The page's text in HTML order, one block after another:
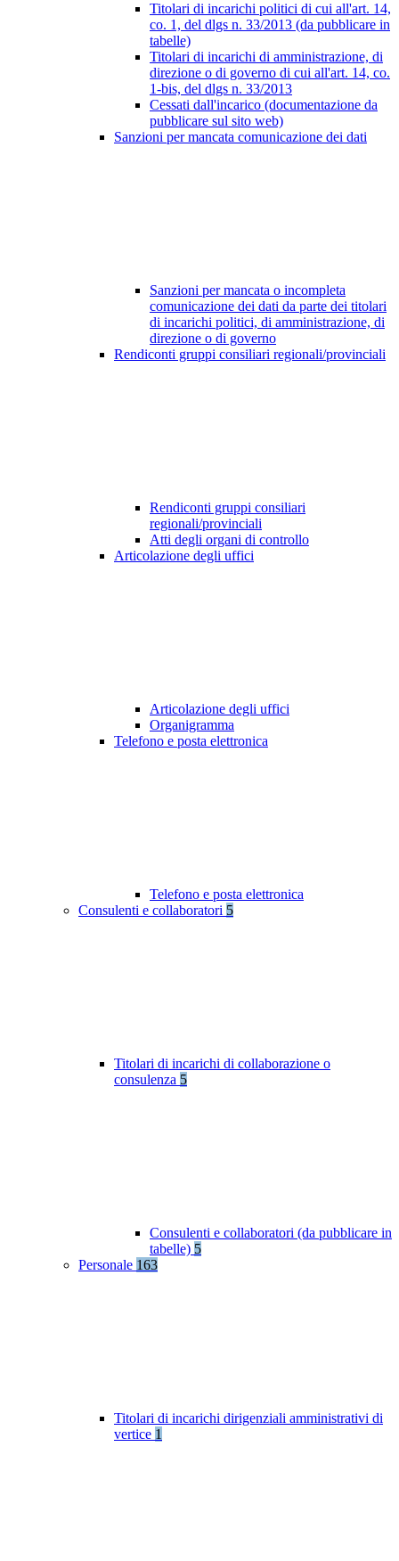
Titolari di incarichi politici di cui all'art. 14,
co. 1, del dlgs n. 33/2013 (da pubblicare in
tabelle)
Titolari di incarichi di amministrazione, di
direzione o di governo di cui all'art. 14, co.
1-bis, del dlgs n. 33/2013
Cessati dall'incarico (documentazione da
pubblicare sul sito web)
Sanzioni per mancata comunicazione dei dati
Sanzioni per mancata o incompleta
comunicazione dei dati da parte dei titolari
di incarichi politici, di amministrazione, di
direzione o di governo
Rendiconti gruppi consiliari regionali/provinciali
Rendiconti gruppi consiliari
regionali/provinciali
Atti degli organi di controllo
Articolazione degli uffici
Articolazione degli uffici
Organigramma
Telefono e posta elettronica
Telefono e posta elettronica
Consulenti e collaboratori 5
Titolari di incarichi di collaborazione o
consulenza 5
Consulenti e collaboratori (da pubblicare in
tabelle) 5
Personale 163
Titolari di incarichi dirigenziali amministrativi di
vertice 1